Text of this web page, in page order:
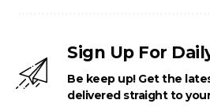
Sign Up For
Be keep up! Get the
delivered straight to